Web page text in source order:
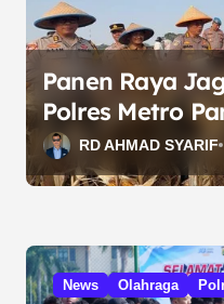
s
Panen Raya
Polres Metro
Ketahanan
RD AHMAD SYARIF
News Olahraga